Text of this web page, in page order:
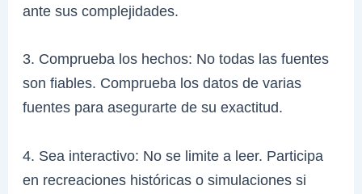
ante sus complejidades.
3. Comprueba los hechos: No todas las fuentes
son fiables. Comprueba los datos de varias
fuentes para asegurarte de su exactitud.
4. Sea interactivo: No se limite a leer. Participa
en recreaciones históricas o simulaciones si